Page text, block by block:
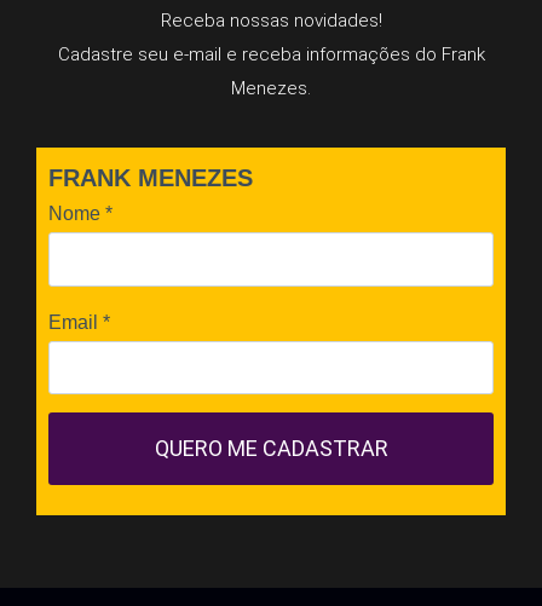
Receba nossas novidades!
Cadastre seu e-mail e receba informações do Frank
Menezes.
FRANK MENEZES
Nome *
Email *
QUERO ME CADASTRAR